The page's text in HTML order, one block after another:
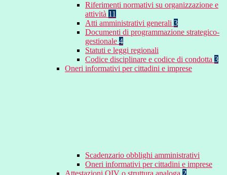
Riferimenti normativi su organizzazione e
attività 11
Atti amministrativi generali 3
Documenti di programmazione strategico-
gestionale 4
Statuti e leggi regionali
Codice disciplinare e codice di condotta 3
Oneri informativi per cittadini e imprese
Scadenzario obblighi amministrativi
Oneri informativi per cittadini e imprese